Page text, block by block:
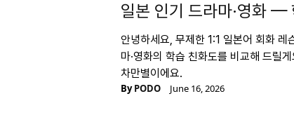
일본 인기 드라마·영화 —
안녕하세요, 무제한 1:1 일본어 회화
마·영화의 학습 친화도를 비교해 드릴
차만별이에요.
ByPODO June 16, 2026